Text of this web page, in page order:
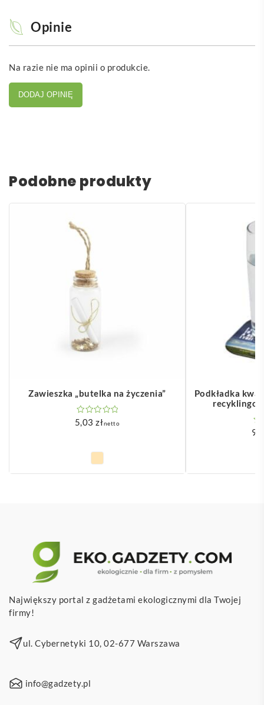
Opinie
Na razie nie ma opinii o produkcie.
DODAJ OPINIĘ
Podobne produkty
Zawieszka „butelka na życzenia”
5,03złnetto
Podkładka
Największy portal z gadżetami ekologicznymi dla Twojej
firmy!
ul. Cybernetyki 10, 02-677 Warszawa
info@gadzety.pl